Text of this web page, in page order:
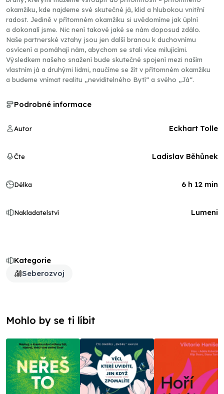
okamžiku, kde najdeme své skutečné já, klid a hlubokou vnitřní
radost. Jedině v přítomném okamžiku si uvědomíme jak úplní
a dokonalí jsme. Nic není takové jaké se nám doposud zdálo.
Naše partnerské vztahy jsou jen další branou k duchovnímu
osvícení a pomáhají nám, abychom se stali více milujícími.
Výsledkem našeho snažení bude skutečné spojení mezi naším
vlastním já a druhými lidmi, naučíme se žít v přítomném okamžiku
a budeme vnímat realitu „neviditelného Bytí“ a svého „Já“.
Kategorie
Seberozvoj
Podrobné informace
Autor Eckhart Tolle
Čte Ladislav Běhůnek
Délka 6 h 12 min
Nakladatelství Lumeni
Mohlo by se ti líbit